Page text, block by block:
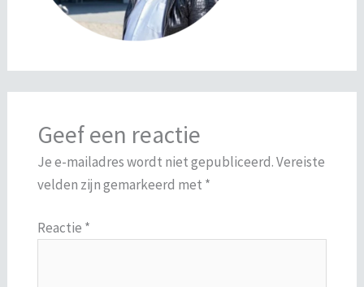
Geef een reactie
Je e-mailadres wordt niet gepubliceerd.Vereiste
velden zijn gemarkeerd met *
Reactie *